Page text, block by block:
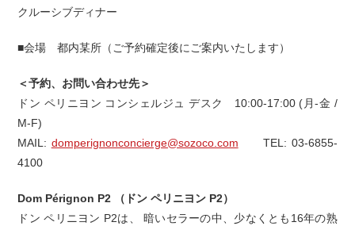
クルーシブディナー
■会場 都内某所（ご予約確定後にご案内いたします）
＜予約、お問い合わせ先＞
ドン ペリニヨン コンシェルジュ デスク 10:00-17:00 (月-金 /
M-F)
MAIL: domperignonconcierge@sozoco.com TEL: 03-6855-
4100
Dom Pérignon P2 （ドン ペリニヨン P2）
ドン ペリニヨン P2は、 暗いセラーの中、少なくとも16年の熟